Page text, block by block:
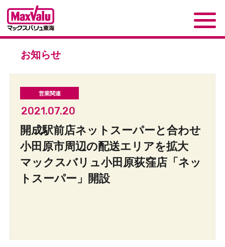
お知らせ
2021.07.20
開成駅前店ネットスーパーと合わせ
小田原市周辺の配送エリアを拡大
マックスバリュ小田原荻窪店「ネッ
トスーパー」開設